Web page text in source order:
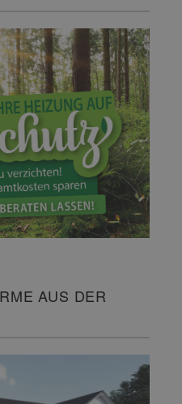
AUS DER